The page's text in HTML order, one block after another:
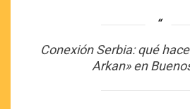
Conexión Serbia: qué
Arkan» en